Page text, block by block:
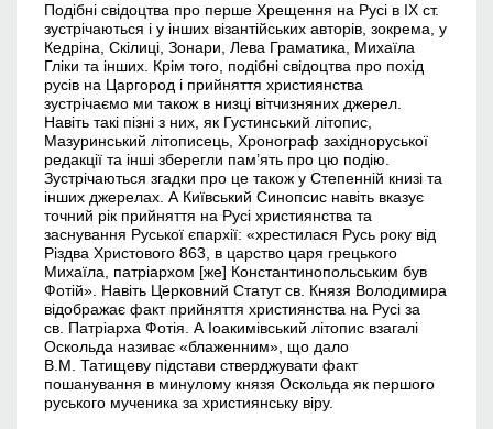
Подібні свідоцтва про перше Хрещення на Русі в ІХ ст.
зустрічаються і у інших візантійських авторів, зокрема, у
Кедріна, Скілиці, Зонари, Лева Граматика, Михаїла
Гліки та інших. Крім того, подібні свідоцтва про похід
русів на Царгород і прийняття християнства
зустрічаємо ми також в низці вітчизняних джерел.
Навіть такі пізні з них, як Густинський літопис,
Мазуринський літописець, Хронограф західноруської
редакції та інші зберегли пам’ять про цю подію.
Зустрічаються згадки про це також у Степенній книзі та
інших джерелах. А Київський Синопсис навіть вказує
точний рік прийняття на Русі християнства та
заснування Руської єпархії: «хрестилася Русь року від
Різдва Христового 863, в царство царя грецького
Михаїла, патріархом [же] Константинопольським був
Фотій». Навіть Церковний Статут св. Князя Володимира
відображає факт прийняття християнства на Русі за
св. Патріарха Фотія. А Іоакимівський літопис взагалі
Оскольда називає «блаженним», що дало
В.М. Татищеву підстави стверджувати факт
пошанування в минулому князя Оскольда як першого
руського мученика за християнську віру.